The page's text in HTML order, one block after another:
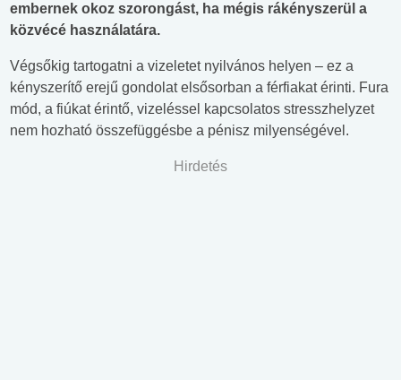
embernek okoz szorongást, ha mégis rákényszerül a
közvécé használatára.
Végsőkig tartogatni a vizeletet nyilvános helyen – ez a
kényszerítő erejű gondolat elsősorban a férfiakat érinti. Fura
mód, a fiúkat érintő, vizeléssel kapcsolatos stresszhelyzet
nem hozható összefüggésbe a pénisz milyenségével.
Hirdetés